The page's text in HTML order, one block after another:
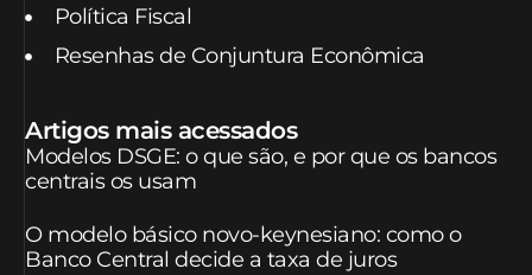
Política Fiscal
Resenhas de Conjuntura Econômica
Artigos mais acessados
Modelos DSGE: o que são, e por que os bancos
centrais os usam
O modelo básico novo-keynesiano: como o
Banco Central decide a taxa de juros